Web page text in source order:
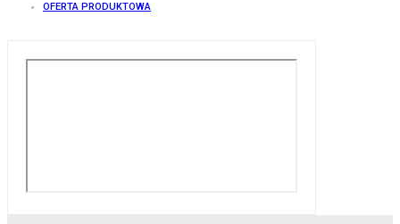
OFERTA PRODUKTOWA